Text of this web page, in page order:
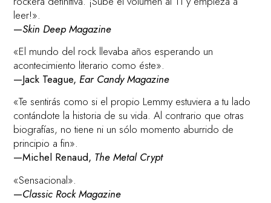
leer!».
—Skin Deep Magazine
«El mundo del rock llevaba años esperando un
acontecimiento literario como éste».
—Jack Teague, Ear Candy Magazine
«Te sentirás como si el propio Lemmy estuviera a tu lado
contándote la historia de su vida. Al contrario que otras
biografías, no tiene ni un sólo momento aburrido de
principio a fin».
—Michel Renaud, The Metal Crypt
«Sensacional».
—Classic Rock Magazine